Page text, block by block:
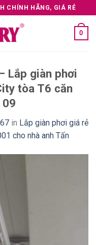
CHÍNH HÃNG, GIÁ RẺ
0
Lắp giàn phơi
tòa T6 căn
09
in Lắp giàn phơi giá rẻ
cho nhà anh Tấn